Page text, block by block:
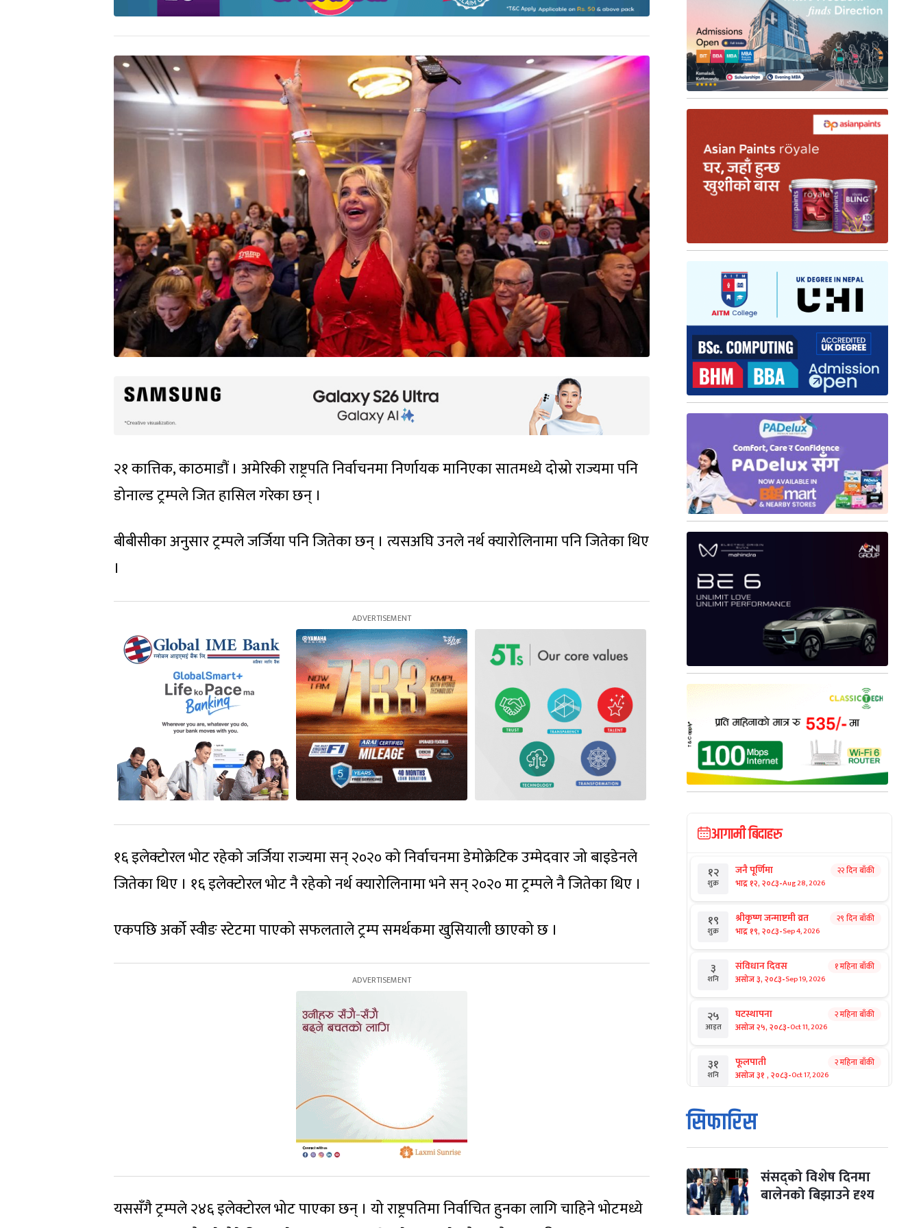
२१ कात्तिक, काठमाडौं । अमेरिकी राष्ट्रपति निर्वाचनमा निर्णायक मानिएका सातमध्ये दोस्रो राज्यमा पनि
डोनाल्ड ट्रम्पले जित हासिल गरेका छन् ।
बीबीसीका अनुसार ट्रम्पले जर्जिया पनि जितेका छन् । त्यसअघि उनले नर्थ क्यारोलिनामा पनि जितेका थिए
।
१६ इलेक्टोरल भोट रहेको जर्जिया राज्यमा सन् २०२० को निर्वाचनमा डेमोक्रेटिक उम्मेदवार जो बाइडेनले
जितेका थिए । १६ इलेक्टोरल भोट नै रहेको नर्थ क्यारोलिनामा भने सन् २०२० मा ट्रम्पले नै जितेका थिए ।
एकपछि अर्को स्वीङ स्टेटमा पाएको सफलताले ट्रम्प समर्थकमा खुसियाली छाएको छ ।
यससँगै ट्रम्पले २४६ इलेक्टोरल भोट पाएका छन् । यो राष्ट्रपतिमा निर्वाचित हुनका लागि चाहिने भोटमध्ये
आगामी बिदाहरु
१२
शुक्र
जनै पूर्णिमा
भाद्र १२, २०८३-Aug 28, 2026
२२ दिन बाँकी
१९
शुक्र
श्रीकृष्ण जन्माष्टमी व्रत
भाद्र १९, २०८३-Sep 4, 2026
२९ दिन बाँकी
३
शनि
संविधान दिवस
असोज ३, २०८३-Sep 19, 2026
१ महिना बाँकी
२५
आइत
घटस्थापना
असोज २५, २०८३-Oct 11, 2026
२ महिना बाँकी
३१
शनि
फूलपाती
असोज ३१ , २०८३-Oct 17, 2026
२ महिना बाँकी
१
आइत
कार्तिक सङ्क्रान्ति
कार्तिक १, २०८३
मंगल कार्तिक ३, २०८३-Oct 20, 2026
४ विजयादशमी
कार्तिक ४, २०८३
सिफारिस
संसद्को विशेष दिनमा
बालेनको बिझाउने दृश्य